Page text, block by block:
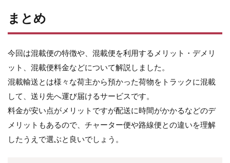
まとめ
今回は混載便の特徴や、混載便を利用するメリット・デメリ
ット、混載便料金などについて解説しました。
混載輸送とは様々な荷主から預かった荷物をトラックに混載
して、送り先へ運び届けるサービスです。
料金が安い点がメリットですが配送に時間がかかるなどのデ
メリットもあるので、チャーター便や路線便との違いを理解
したうえで選ぶと良いでしょう。